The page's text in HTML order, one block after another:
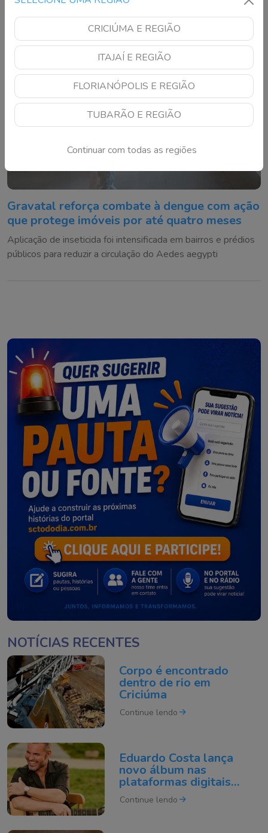
CRICIÚMA E REGIÃO
ITAJAÍ E REGIÃO
FLORIANÓPOLIS E REGIÃO
TUBARÃO E REGIÃO
Continuar com todas as regiões
Gravatal reforça combate à dengue com ação
que protege imóveis por até quatro meses
Aplicação de inseticida foi intensificada em bairros e prédios
públicos para reduzir a circulação do Aedes aegypti
NOTÍCIAS RECENTES
Corpo é encontrado
dentro de rio em
Criciúma
Continue lendo
Eduardo Costa lança
novo álbum nas
plataformas digitais
nesta sexta-feira
Continue lendo